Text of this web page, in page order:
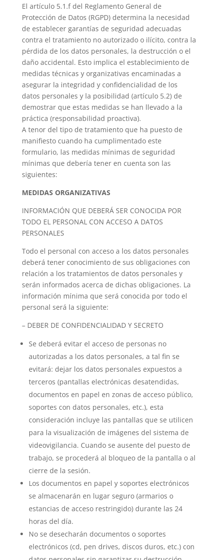
El artículo 5.1.f del Reglamento General de
Protección de Datos (RGPD) determina la necesidad
de establecer garantías de seguridad adecuadas
contra el tratamiento no autorizado o ilícito, contra la
pérdida de los datos personales, la destrucción o el
daño accidental. Esto implica el establecimiento de
medidas técnicas y organizativas encaminadas a
asegurar la integridad y confidencialidad de los
datos personales y la posibilidad (artículo 5.2) de
demostrar que estas medidas se han llevado a la
práctica (responsabilidad proactiva).
A tenor del tipo de tratamiento que ha puesto de
manifiesto cuando ha cumplimentado este
formulario, las medidas mínimas de seguridad
mínimas que debería tener en cuenta son las
siguientes:
MEDIDAS ORGANIZATIVAS
INFORMACIÓN QUE DEBERÁ SER CONOCIDA POR
TODO EL PERSONAL CON ACCESO A DATOS
PERSONALES
Todo el personal con acceso a los datos personales
deberá tener conocimiento de sus obligaciones con
relación a los tratamientos de datos personales y
serán informados acerca de dichas obligaciones. La
información mínima que será conocida por todo el
personal será la siguiente:
– DEBER DE CONFIDENCIALIDAD Y SECRETO
Se deberá evitar el acceso de personas no
autorizadas a los datos personales, a tal fin se
evitará: dejar los datos personales expuestos a
terceros (pantallas electrónicas desatendidas,
documentos en papel en zonas de acceso público,
soportes con datos personales, etc.), esta
consideración incluye las pantallas que se utilicen
para la visualización de imágenes del sistema de
videovigilancia. Cuando se ausente del puesto de
trabajo, se procederá al bloqueo de la pantalla o al
cierre de la sesión.
Los documentos en papel y soportes electrónicos
se almacenarán en lugar seguro (armarios o
estancias de acceso restringido) durante las 24
horas del día.
No se desecharán documentos o soportes
electrónicos (cd, pen drives, discos duros, etc.) con